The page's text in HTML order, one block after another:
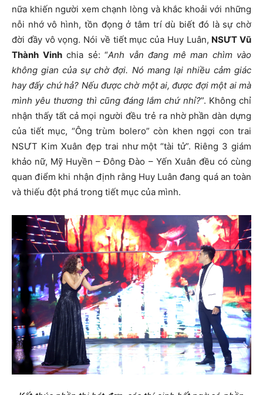
nữa khiến người xem chạnh lòng và khắc khoải với những
nỗi nhớ vô hình, tồn đọng ở tâm trí dù biết đó là sự chờ
đời đầy vô vọng. Nói về tiết mục của Huy Luân, NSƯT Vũ
Thành Vinhchia sẻ: “Anh vẫn đang mê man chìm vào
không gian của sự chờ đợi. Nó mang lại nhiều cảm giác
hay đấy chứ hả? Nếu được chờ một ai, được đợi một ai mà
mình yêu thương thì cũng đáng lắm chứ nhỉ?”. Không chỉ
nhận thấy tất cả mọi người đều trẻ ra nhờ phần dàn dựng
của tiết mục, “Ông trùm bolero” còn khen ngợi con trai
NSƯT Kim Xuân đẹp trai như một “tài tử”. Riêng 3 giám
khảo nữ, Mỹ Huyền – Đông Đào – Yến Xuân đều có cùng
quan điểm khi nhận định rằng Huy Luân đang quá an toàn
và thiếu đột phá trong tiết mục của mình.